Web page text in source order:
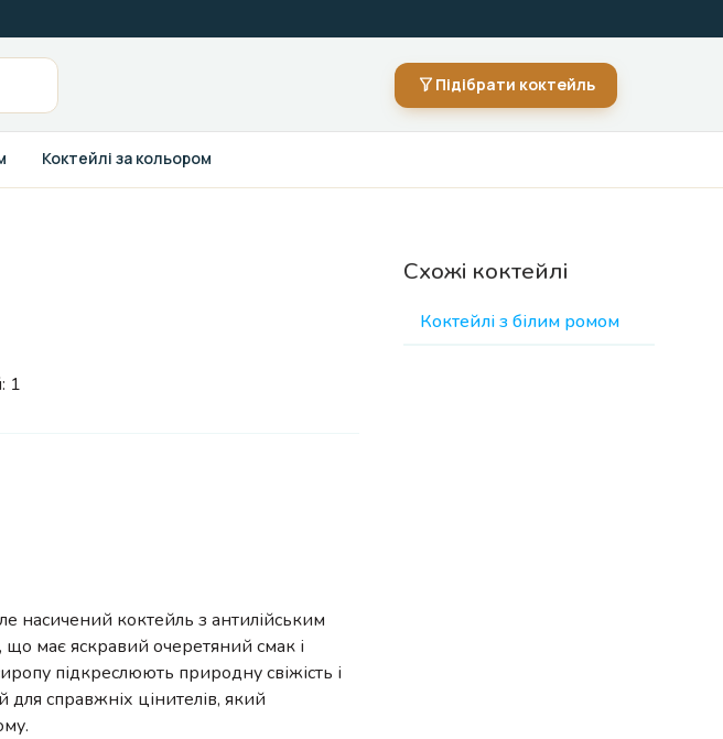
Підібрати коктейль
Коктейлі за кольором
1
насичений коктейль з антилійським
має яскравий очеретяний смак і
підкреслюють природну свіжість і
справжніх цінителів, який
Схожі коктейлі
Коктейлі з білим ромом